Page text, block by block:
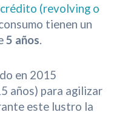
(revolving o
tienen un
5 años.
en 2015
años) para agilizar
este lustro la